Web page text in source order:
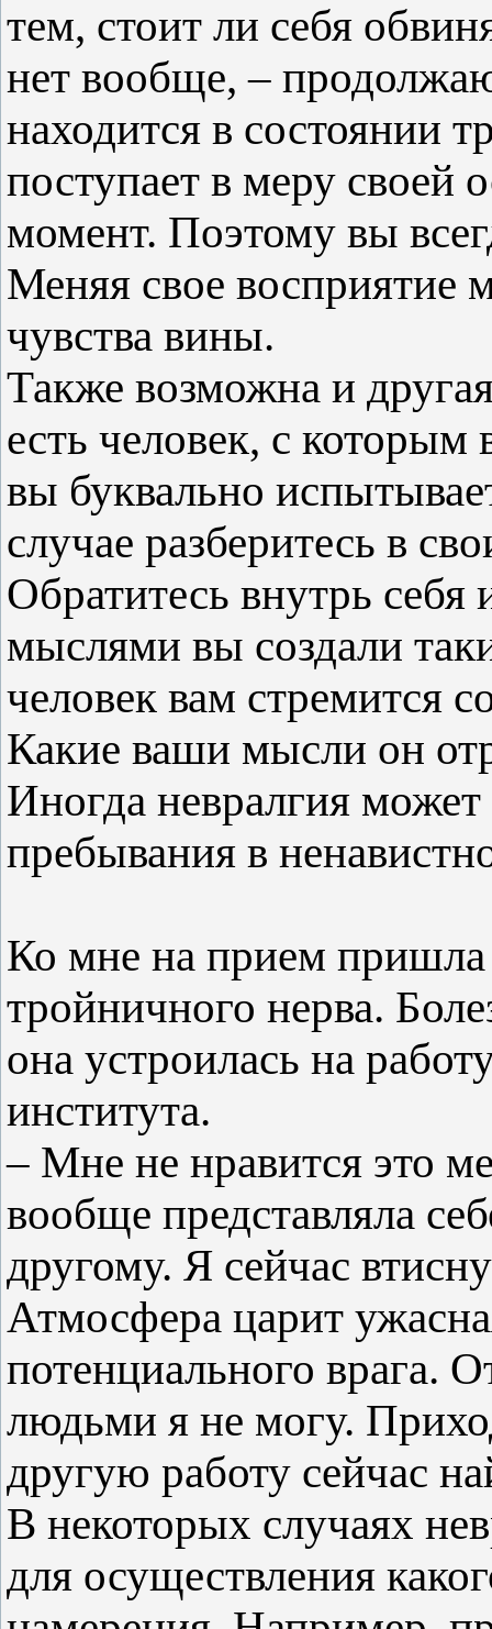
тем, стоит ли себя
нет вообще, –
находится в состоянии
поступает в меру своей
момент. Поэтому вы
Меняя свое восприятие
чувства вины.
Также возможна и
есть человек, с
вы буквально
случае разберитесь в
Обратитесь внутрь
мыслями вы создали
человек вам стремится
Какие ваши мысли он
Иногда невралгия может
пребывания в
Ко мне на прием пришла
тройничного нерва.
она устроилась на
института.
– Мне не нравится это
вообще представляла
другому. Я сейчас
Атмосфера царит
потенциального врага.
людьми я не могу.
другую работу сейчас
В некоторых случаях
для осуществления